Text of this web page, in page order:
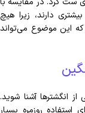
دارند، زیرا هیچ
این موضوع می‌تواند
انگشترها آشنا شوید.
روزمره بسیار